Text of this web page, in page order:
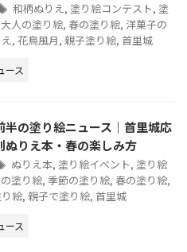
和柄ぬりえ, 塗り絵コンテスト, 塗
大人の塗り絵, 春の塗り絵, 洋菓子の
, 花鳥風月, 親子塗り絵, 首里城
ース
の塗り絵ニュース｜首里城応
ぬりえ本・春の楽しみ方
ぬりえ本, 塗り絵イベント, 塗り絵
塗り絵, 季節の塗り絵, 春の塗り絵,
絵, 親子で塗り絵, 首里城
ース